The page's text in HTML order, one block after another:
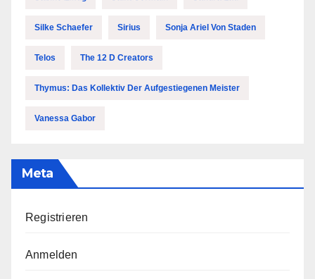
Silke Schaefer Sirius Sonja Ariel Von Staden
Telos The 12 D Creators
Thymus: Das Kollektiv Der Aufgestiegenen Meister
Vanessa Gabor
Meta
Registrieren
Anmelden